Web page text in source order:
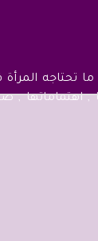
تحتاجه المرأة
, اهتماماتها ,